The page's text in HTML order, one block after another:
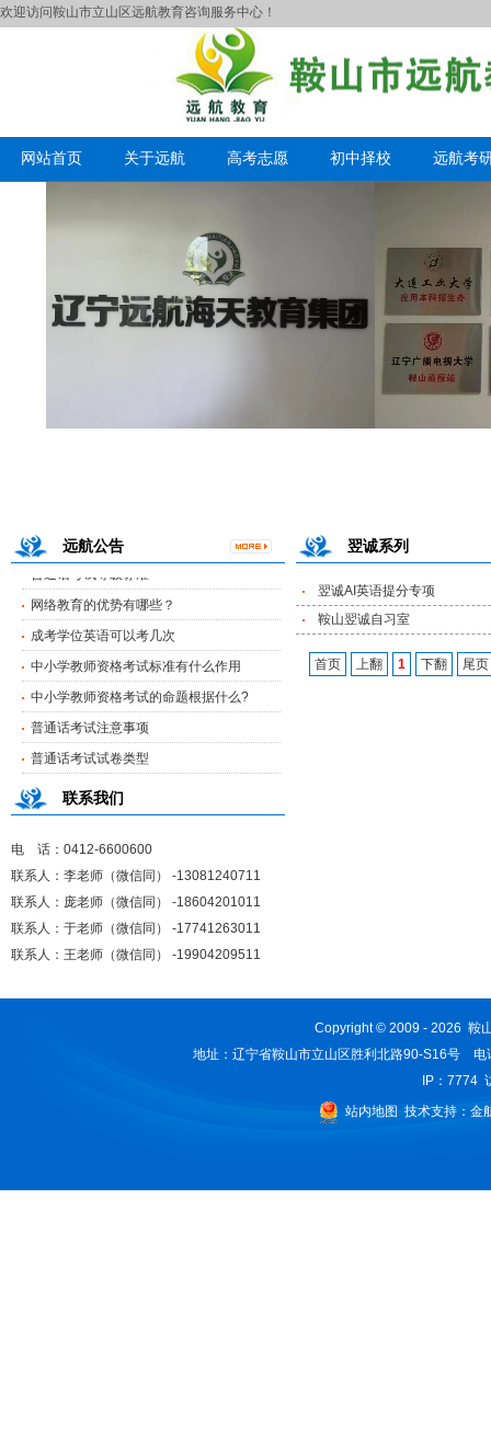
欢迎访问鞍山市立山区远航教育咨询服务中心！
网站首页 关于远航 高考志愿 初中择校 远航考
远航公告
中小学教师资格考试标准有什么作用
普通话考试等级标准
网络教育的优势有哪些？
成考学位英语可以考几次
中小学教师资格考试标准有什么作用
中小学教师资格考试的命题根据什么?
普通话考试注意事项
普通话考试试卷类型
普通话考试等级标准
联系我们
电 话：0412-6600600
联系人：李老师（微信同） -13081240711
联系人：庞老师（微信同） -18604201011
联系人：于老师（微信同） -17741263011
联系人：王老师（微信同） -19904209511
翌诚系列
翌诚AI英语提分专项
鞍山翌诚自习室
首页 上翻 1 下翻 尾页
Copyright © 2009 - 2026 鞍
地址：辽宁省鞍山市立山区胜利北路90-S16号
IP：7774
站内地图 技术支持：金